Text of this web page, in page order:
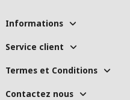
Informations
Service client
Termes et Conditions
Contactez nous